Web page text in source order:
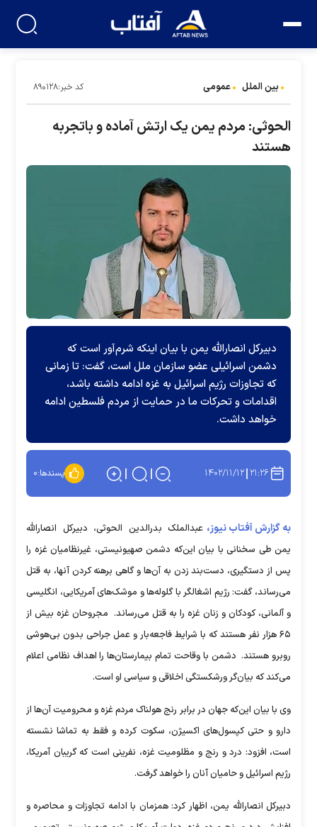
بین الملل عمومی کد خبر:۸۹۰۱۲۸
الحوثی: مردم یمن یک ارتش آماده و باتجربه
هستند
دبیرکل انصارالله یمن با بیان اینکه شرم‌آور است که
دشمن اسرائیلی عضو سازمان ملل است، گفت: تا زمانی
که تجاوزات رژیم اسرائیل به غزه ادامه داشته باشد،
اقدامات و تحرکات ما در حمایت از مردم فلسطین ادامه
خواهد داشت.
۲۱:۲۶ ۱۴۰۲/۱۱/۱۲ پسندها:۰
به گزارش آفتاب نیوز، عبدالملک بدرالدین الحوثی، دبیرکل انصارالله
یمن طی سخنانی با بیان این‌که دشمن صهیونیستی، غیرنظامیان غزه را
پس از دستگیری، دست‌بند زدن به آن‌ها و گاهی برهنه کردن آنها، به قتل
می‌رساند، گفت: رژیم اشغالگر با گلوله‌ها و موشک‌های آمریکایی، انگلیسی
و آلمانی، کودکان و زنان غزه را به قتل می‌رساند. مجروحان غزه بیش از
۶۵ هزار نفر هستند که با شرایط فاجعه‌بار و عمل جراحی بدون بی‌هوشی
روبرو هستند. دشمن با وقاحت تمام بیمارستان‌ها را اهداف نظامی اعلام
می‌کند که بیان‌گر ورشکستگی اخلاقی و سیاسی او است.
وی با بیان این‌که جهان در برابر رنج هولناک مردم غزه و محرومیت آن‌ها از
دارو و حتی کپسول‌های اکسیژن، سکوت کرده و فقط به تماشا نشسته
است، افزود: درد و رنج و مظلومیت غزه، نفرینی است که گریبان آمریکا،
رژیم اسرائیل و حامیان آنان را خواهد گرفت.
دبیرکل انصارالله یمن، اظهار کرد: همزمان با ادامه تجاوزات و محاصره و